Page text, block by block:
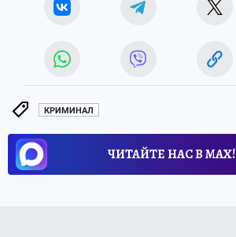
КРИМИНАЛ
ЧИТАЙТЕ НАС В МАХ!